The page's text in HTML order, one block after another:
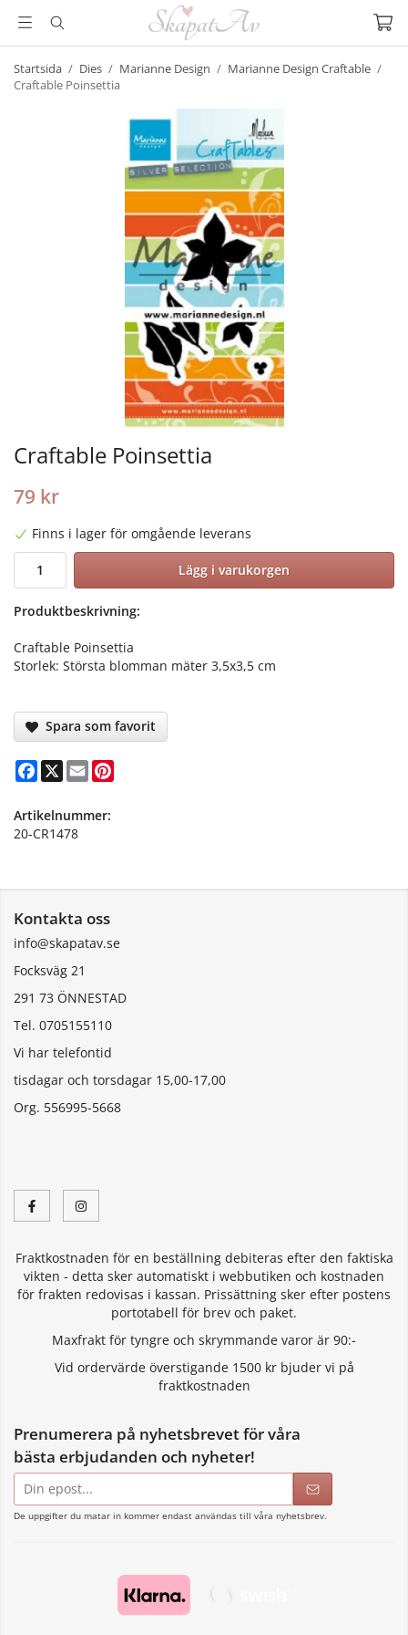
Startsida / Dies / Marianne Design / Marianne Design Craftable /
Craftable Poinsettia
Craftable Poinsettia
79 kr
Finns i lager för omgående leverans
Lägg i varukorgen
Produktbeskrivning:
Craftable Poinsettia
Storlek: Största blomman mäter 3,5x3,5 cm
Spara som favorit
Facebook
X Email
Artikelnummer:
20-CR1478
Kontakta oss
info@skapatav.se
Focksväg 21
291 73 ÖNNESTAD
Tel. 0705155110
Vi har telefontid
tisdagar och torsdagar 15,00-17,00
Org. 556995-5668
Fraktkostnaden för en beställning debiteras efter den faktiska
vikten - detta sker automatiskt i webbutiken och kostnaden
för frakten redovisas i kassan. Prissättning sker efter postens
portotabell för brev och paket.
Maxfrakt för tyngre och skrymmande varor är 90:-
Vid ordervärde överstigande 1500 kr bjuder vi på
fraktkostnaden
Prenumerera på nyhetsbrevet för våra
bästa erbjudanden och nyheter!
postadress
De uppgifter du matar in kommer endast användas till våra nyhetsbrev.